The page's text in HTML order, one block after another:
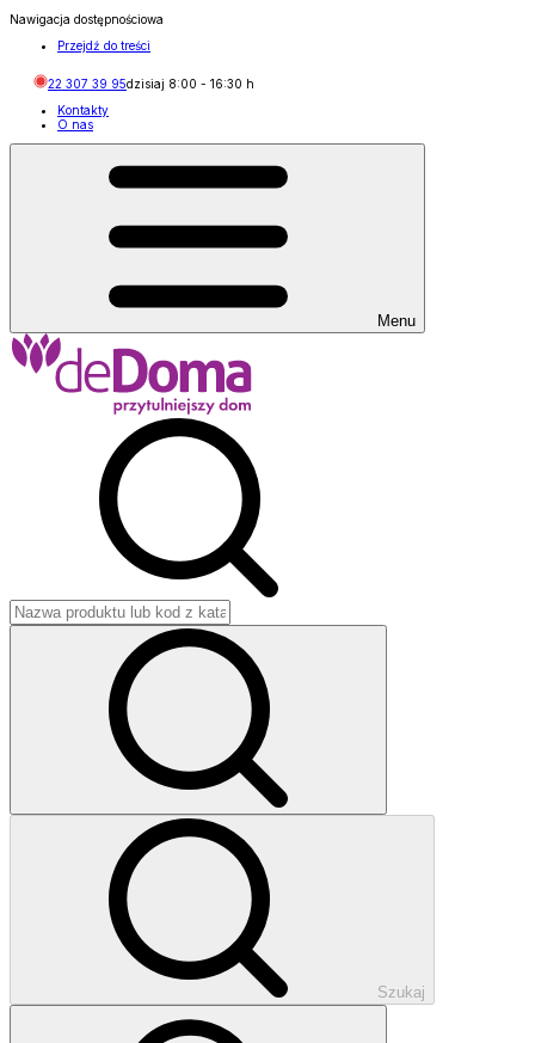
Nawigacja dostępnościowa
Przejdź do treści
22 307 39 95dzisiaj 8:00 - 16:30 h
Kontakty
O nas
Menu
Szukaj